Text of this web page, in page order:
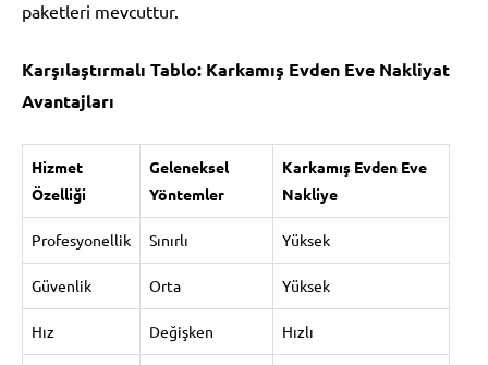
paketleri mevcuttur.
Karşılaştırmalı Tablo: Karkamış Evden Eve Nakliyat
Avantajları
Hizmet
Özelliği
Geleneksel
Yöntemler
Karkamış Evden Eve
Nakliye
Profesyonellik Sınırlı Yüksek
Güvenlik Orta Yüksek
Hız Değişken Hızlı